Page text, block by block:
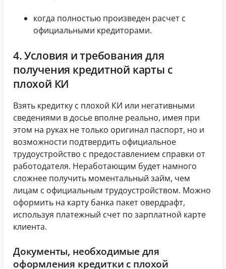
когда полностью произведен расчет с
официальными кредиторами.
4. Условия и требования для
получения кредитной карты с
плохой КИ
Взять кредитку с плохой КИ или негативными
сведениями в досье вполне реально, имея при
этом на руках не только оригинал паспорт, но и
возможности подтвердить официальное
трудоустройство с предоставлением справки от
работодателя. Неработающим будет намного
сложнее получить моментальный займ, чем
лицам с официальным трудоустройством. Можно
оформить на карту банка пакет овердрафт,
используя платежный счет по зарплатной карте
клиента.
Документы, необходимые для
оформления кредитки с плохой